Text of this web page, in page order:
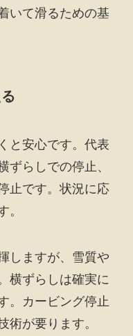
いて滑るための基
と安心です。代表
ずらしでの停止、
止です。状況に応
。
しますが、雪質や
横ずらしは確実に
。カービング停止
術が要ります。